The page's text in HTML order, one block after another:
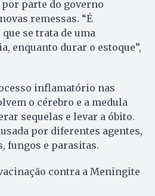
parte do governo
remessas. “É
se trata de uma
enquanto durar o estoque”,
inflamatório nas
o cérebro e a medula
sequelas e levar a óbito.
por diferentes agentes,
fungos e parasitas.
contra a Meningite